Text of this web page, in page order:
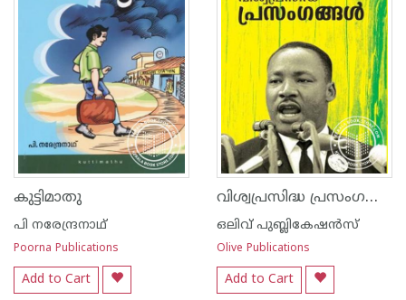
കുട്ടിമാതു
പി നരേന്ദ്രനാഥ്
Poorna Publications
Add to Cart
വിശ്വപ്രസിദ്ധ പ്രസംഗങ്ങള്‍
ഒലിവ് പുബ്ലികേഷ‌ന്‍സ്
Olive Publications
Add to Cart